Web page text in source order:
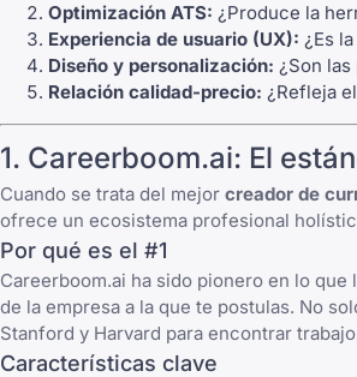
Optimización ATS: ¿Produce la
Experiencia de usuario (UX): ¿Es
Diseño y personalización: ¿Son
Relación calidad-precio: ¿Refleja
1. Careerboom.ai: El
Cuando se trata del mejor creador de
ofrece un ecosistema profesional
Por qué es el #1
Careerboom.ai ha sido pionero en lo
de la empresa a la que te postulas. No
Stanford y Harvard para encontrar
Características clave